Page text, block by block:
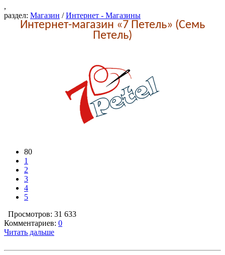
,
раздел: Магазин /Интернет - Магазины
Интернет-магазин «7 Петель» (Семь
Петель)
80
1
2
3
4
5
Просмотров: 31 633
Комментариев: 0
Читать дальше